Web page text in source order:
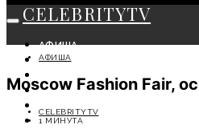
CELEBRITYTV
АФИША
СОБЫТИЯ
КРАСОТА
МОДА
ЛИЧНОСТЬ
ОТДЫХ
АФИША
Moscow Fashion Fair,
CELEBRITYTV
1 МИНУТА